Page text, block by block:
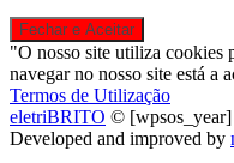
"O nosso site utiliza cookies
navegar no nosso site está a
Termos de Utilização
eletriBRITO © [wpsos_year]
Developed and improved by